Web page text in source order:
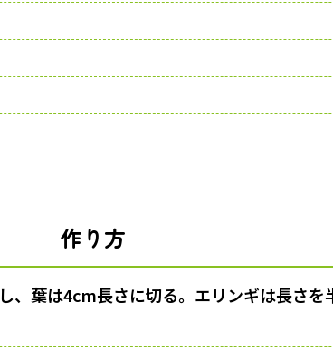
作り方
、葉は4cm長さに切る。エリンギは長さを